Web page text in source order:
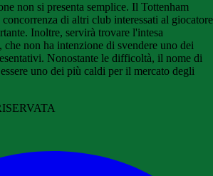
non si presenta semplice. Il Tottenham
di altri club interessati al giocatore
Inoltre, servirà trovare l'intesa
non ha intenzione di svendere uno dei
Nonostante le difficoltà, il nome di
uno dei più caldi per il mercato degli